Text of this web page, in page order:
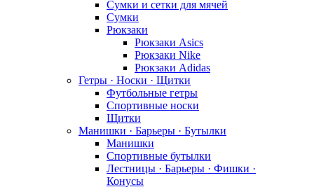
Сумки и сетки для мячей
Сумки
Рюкзаки
Рюкзаки Asics
Рюкзаки Nike
Рюкзаки Adidas
Гетры · Носки · Щитки
Футбольные гетры
Спортивные носки
Щитки
Манишки · Барьеры · Бутылки
Манишки
Спортивные бутылки
Лестницы · Барьеры · Фишки ·
Конусы